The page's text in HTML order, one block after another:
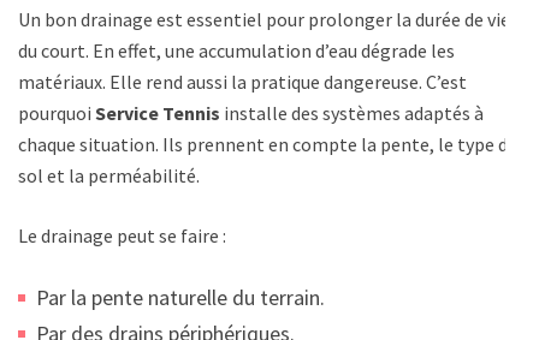
Un bon drainage est essentiel pour prolonger la durée de vie
du court. En effet, une accumulation d’eau dégrade les
matériaux. Elle rend aussi la pratique dangereuse. C’est
pourquoi Service Tennis installe des systèmes adaptés à
chaque situation. Ils prennent en compte la pente, le type de
sol et la perméabilité.
Le drainage peut se faire :
Par la pente naturelle du terrain.
Par des drains périphériques.